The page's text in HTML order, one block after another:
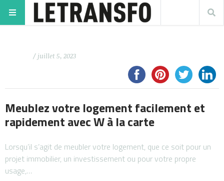
/ juillet 5, 2023
Meublez votre logement facilement et
rapidement avec W à la carte
Lorsqu’il s’agit de meubler votre logement, que ce soit pour un
projet immobilier, un investissement ou pour votre propre
usage,…